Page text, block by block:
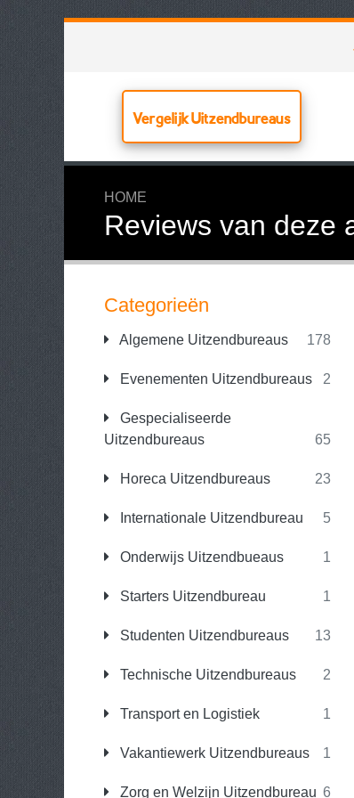
Vergelijk Uitzendbureaus
HOME
Reviews van deze
Categorieën
Algemene Uitzendbureaus 178
Evenementen Uitzendbureaus 2
Gespecialiseerde
Uitzendbureaus
65
Horeca Uitzendbureaus 23
Internationale Uitzendbureau 5
Onderwijs Uitzendbueaus 1
Starters Uitzendbureau 1
Studenten Uitzendbureaus 13
Technische Uitzendbureaus 2
Transport en Logistiek 1
Vakantiewerk Uitzendbureaus 1
Zorg en Welzijn Uitzendbureau 6